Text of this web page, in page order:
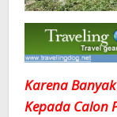
Karena
Kepada Calon